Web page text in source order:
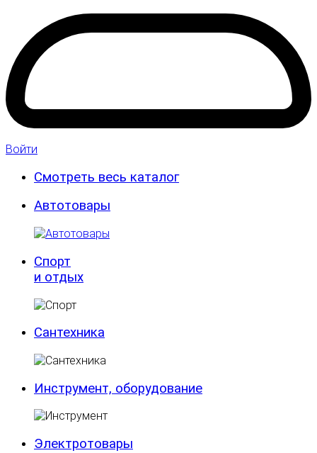
Войти
Смотреть весь каталог
Автотовары
Спорт
и отдых
Сантехника
Инструмент, оборудование
Электротовары